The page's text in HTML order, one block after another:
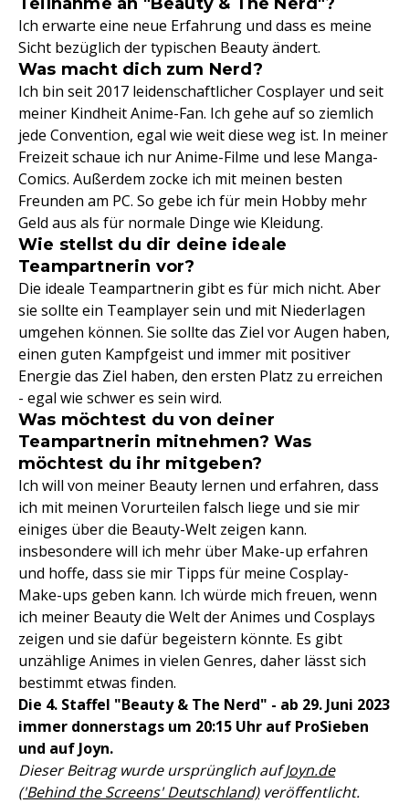
Ich erwarte eine neue Erfahrung und dass es meine
Sicht bezüglich der typischen Beauty ändert.
Was macht dich zum Nerd?
Ich bin seit 2017 leidenschaftlicher Cosplayer und seit
meiner Kindheit Anime-Fan. Ich gehe auf so ziemlich
jede Convention, egal wie weit diese weg ist. In meiner
Freizeit schaue ich nur Anime-Filme und lese Manga-
Comics. Außerdem zocke ich mit meinen besten
Freunden am PC. So gebe ich für mein Hobby mehr
Geld aus als für normale Dinge wie Kleidung.
Wie stellst du dir deine ideale
Teampartnerin vor?
Die ideale Teampartnerin gibt es für mich nicht. Aber
sie sollte ein Teamplayer sein und mit Niederlagen
umgehen können. Sie sollte das Ziel vor Augen haben,
einen guten Kampfgeist und immer mit positiver
Energie das Ziel haben, den ersten Platz zu erreichen
- egal wie schwer es sein wird.
Was möchtest du von deiner
Teampartnerin mitnehmen? Was
möchtest du ihr mitgeben?
Ich will von meiner Beauty lernen und erfahren, dass
ich mit meinen Vorurteilen falsch liege und sie mir
einiges über die Beauty-Welt zeigen kann.
insbesondere will ich mehr über Make-up erfahren
und hoffe, dass sie mir Tipps für meine Cosplay-
Make-ups geben kann. Ich würde mich freuen, wenn
ich meiner Beauty die Welt der Animes und Cosplays
zeigen und sie dafür begeistern könnte. Es gibt
unzählige Animes in vielen Genres, daher lässt sich
bestimmt etwas finden.
Die 4. Staffel "Beauty & The Nerd" - ab 29. Juni 2023
immer donnerstags um 20:15 Uhr auf ProSieben
und auf Joyn.
Dieser Beitrag wurde ursprünglich aufJoyn.de
('Behind the Screens' Deutschland)veröffentlicht.